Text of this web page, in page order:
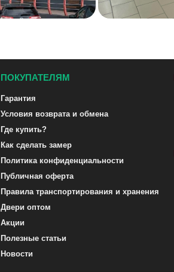
ПОКУПАТЕЛЯМ
Гарантия
Условия возврата и обмена
Где купить?
Как сделать замер
Политика конфиденциальности
Публичная оферта
Правила транспортирования и хранения
Двери оптом
Акции
Полезные статьи
Новости